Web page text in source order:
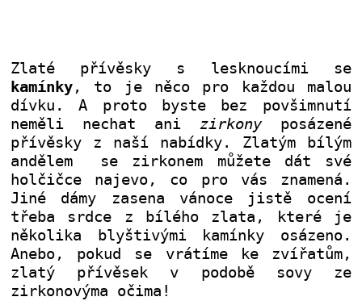
Zlaté přívěsky s lesknoucími se
kamínky, to je něco pro každou malou
dívku. A proto byste bez povšimnutí
neměli nechat ani zirkony posázené
přívěsky z naší nabídky. Zlatým bílým
andělem se zirkonem můžete dát své
holčičce najevo, co pro vás znamená.
Jiné dámy zasena vánoce jistě ocení
třeba srdce z bílého zlata, které je
několika blyštivými kamínky osázeno.
Anebo, pokud se vrátíme ke zvířatům,
zlatý přívěsek v podobě sovy ze
zirkonovýma očima!